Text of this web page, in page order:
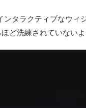
タラクティブなウィ
ど洗練されていないよ